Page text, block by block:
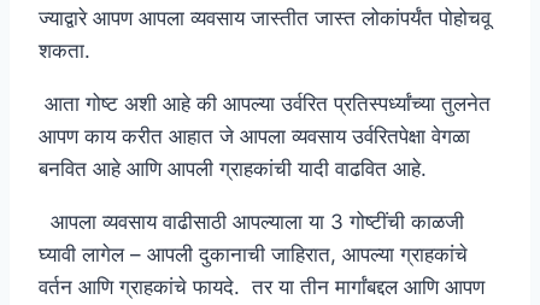
ज्याद्वारे आपण आपला व्यवसाय जास्तीत जास्त लोकांपर्यंत पोहोचवू
शकता.
आता गोष्ट अशी आहे की आपल्या उर्वरित प्रतिस्पर्ध्यांच्या तुलनेत
आपण काय करीत आहात जे आपला व्यवसाय उर्वरितपेक्षा वेगळा
बनवित आहे आणि आपली ग्राहकांची यादी वाढवित आहे.
आपला व्यवसाय वाढीसाठी आपल्याला या 3 गोष्टींची काळजी
घ्यावी लागेल – आपली दुकानाची जाहिरात, आपल्या ग्राहकांचे
वर्तन आणि ग्राहकांचे फायदे. तर या तीन मार्गांबद्दल आणि आपण